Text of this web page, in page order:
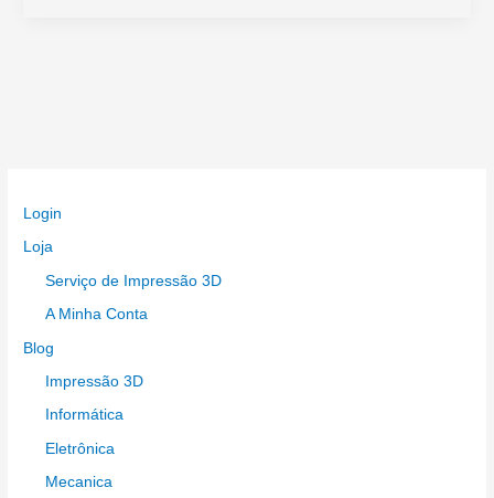
Login
Loja
Serviço de Impressão 3D
A Minha Conta
Blog
Impressão 3D
Informática
Eletrônica
Mecanica